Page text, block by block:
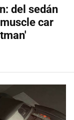
del sedán
car